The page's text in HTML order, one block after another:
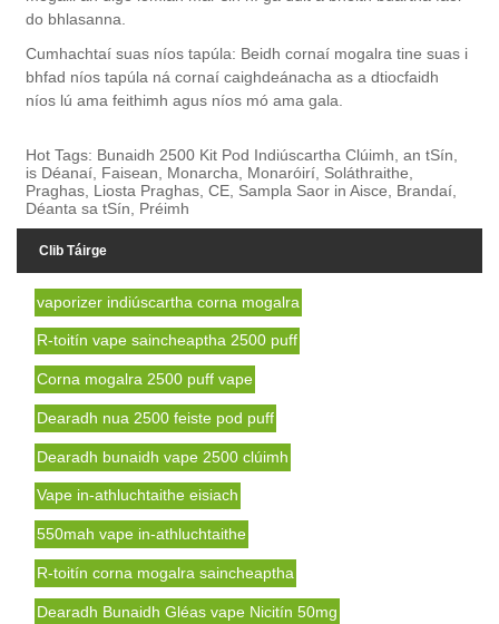
do bhlasanna.
Cumhachtaí suas níos tapúla: Beidh cornaí mogalra tine suas i
bhfad níos tapúla ná cornaí caighdeánacha as a dtiocfaidh
níos lú ama feithimh agus níos mó ama gala.
Hot Tags: Bunaidh 2500 Kit Pod Indiúscartha Clúimh, an tSín,
is Déanaí, Faisean, Monarcha, Monaróirí, Soláthraithe,
Praghas, Liosta Praghas, CE, Sampla Saor in Aisce, Brandaí,
Déanta sa tSín, Préimh
Clib Táirge
vaporizer indiúscartha corna mogalra
R-toitín vape saincheaptha 2500 puff
Corna mogalra 2500 puff vape
Dearadh nua 2500 feiste pod puff
Dearadh bunaidh vape 2500 clúimh
Vape in-athluchtaithe eisiach
550mah vape in-athluchtaithe
R-toitín corna mogalra saincheaptha
Dearadh Bunaidh Gléas vape Nicitín 50mg